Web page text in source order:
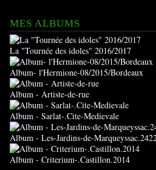
MES ALBUMS
La "Tournée des idoles" 2016/2017
Album- l'Hermione-08/2015/Bordeaux
Album - Artiste-de-rue
Album - Sarlat-.Cite-Medievale
Album - Les-Jardins-de-
Album - Criterium-.Castillon.2014